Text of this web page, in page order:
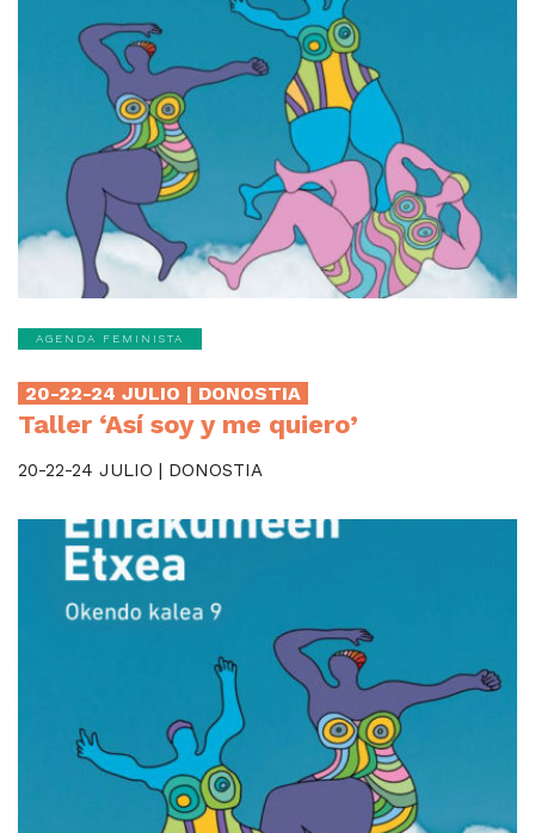
AGENDA FEMINISTA
20-22-24 JULIO | DONOSTIA
Taller ‘Así soy y me quiero’
20-22-24 JULIO | DONOSTIA